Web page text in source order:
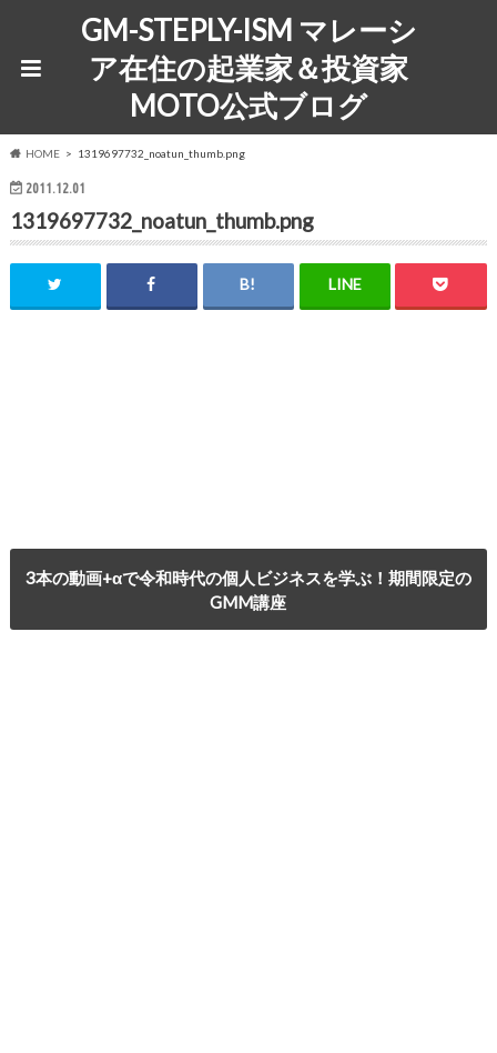
GM-STEPLY-ISM マレーシ
ア在住の起業家＆投資家
MOTO公式ブログ
HOME 1319697732_noatun_thumb.png
2011.12.01
1319697732_noatun_thumb.png
3本の動画+αで令和時代の個人ビジネスを学ぶ！期間限定の
GMM講座